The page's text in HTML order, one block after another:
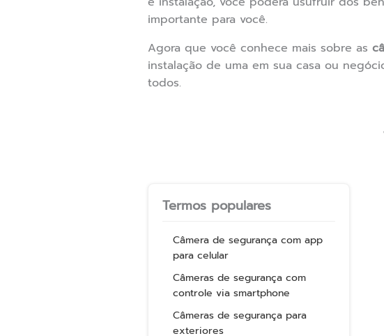
importante para você.
Agora que você conhece mais sobre as
instalação de uma em sua casa ou
todos.
Termos populares
Câmera de segurança com app
para celular
Câmeras de segurança com
controle via smartphone
Câmeras de segurança para
exteriores